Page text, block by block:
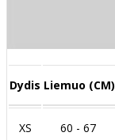
Dydis Liemuo (CM)
XS 60 - 67